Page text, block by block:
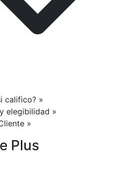
califico? »
elegibilidad »
»
Plus